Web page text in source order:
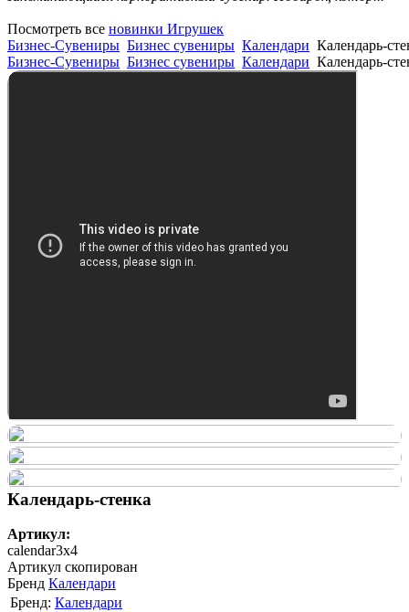
Посмотреть все новинки Игрушек
Бизнес-Сувениры Бизнес сувениры Календари Календарь-
Бизнес-Сувениры Бизнес сувениры Календари Календарь-
Календарь-стенка
Артикул:
calendar3x4
Артикул скопирован
Бренд Календари
Бренд: Календари